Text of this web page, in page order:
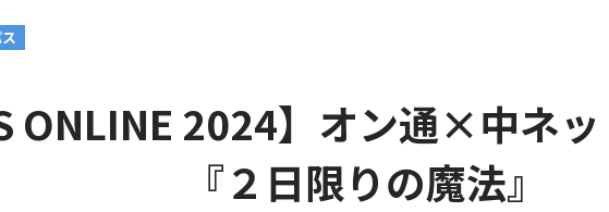
ONLINE 2024】オン通×中ネ
『２日限りの魔法』